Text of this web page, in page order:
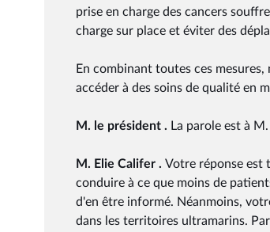
prise en charge des cancers
charge sur place et éviter des
En combinant toutes ces
accéder à des soins de qualité en
M. le président . La parole est à
M. Elie Califer . Votre réponse est
conduire à ce que moins de
d'en être informé. Néanmoins,
dans les territoires ultramarins.